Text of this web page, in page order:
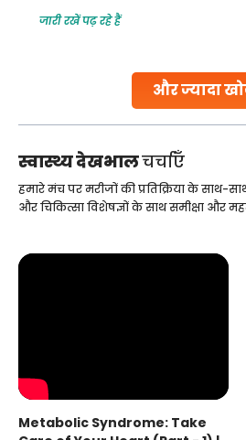
और ज्यादा
globe are searching for treatments
Studies, such as one published
जारी रखें पढ़ रहे हैं
स्वास्थ्य देखभालचर्चाएँ
हमारे मंच पर मरीजों की प्रतिक्रिया के साथ-
और चिकित्सा विशेषज्ञों के साथ समीक्षा और
Metabolic Syndrome: Take